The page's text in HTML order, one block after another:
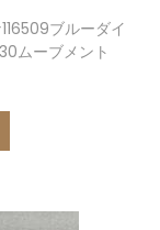
ブルーダイ
ムーブメント